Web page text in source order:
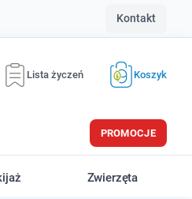
Kontakt
Lista życzeń Koszyk
PROMOCJE
Zwierzęta